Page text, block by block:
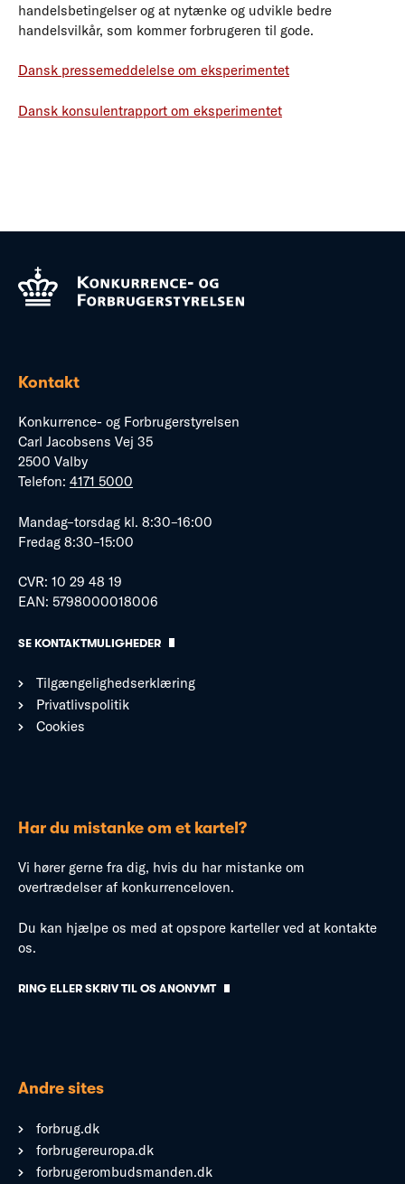
handelsbetingelser og at nytænke og udvikle bedre
handelsvilkår, som kommer forbrugeren til gode.
Dansk pressemeddelelse om eksperimentet
Dansk konsulentrapport om eksperimentet
Kontakt
Konkurrence- og Forbrugerstyrelsen
Carl Jacobsens Vej 35
2500 Valby
Telefon: 4171 5000
Mandag–torsdag kl. 8:30–16:00
Fredag 8:30–15:00
CVR: 10 29 48 19
EAN: 5798000018006
SE KONTAKTMULIGHEDER
Tilgængelighedserklæring
Privatlivspolitik
Cookies
Har du mistanke om et kartel?
Vi hører gerne fra dig, hvis du har mistanke om
overtrædelser af konkurrenceloven.
Du kan hjælpe os med at opspore karteller ved at kontakte
os.
RING ELLER SKRIV TIL OS ANONYMT
Andre sites
forbrug.dk
forbrugereuropa.dk
forbrugerombudsmanden.dk